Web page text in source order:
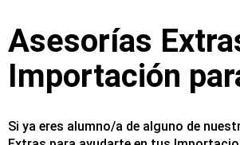
Asesorías
Importación
Si ya eres alumno/a de alguno de